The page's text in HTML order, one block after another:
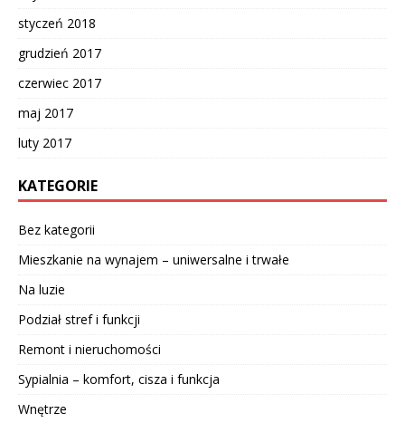
styczeń 2018
grudzień 2017
czerwiec 2017
maj 2017
luty 2017
KATEGORIE
Bez kategorii
Mieszkanie na wynajem – uniwersalne i trwałe
Na luzie
Podział stref i funkcji
Remont i nieruchomości
Sypialnia – komfort, cisza i funkcja
Wnętrze